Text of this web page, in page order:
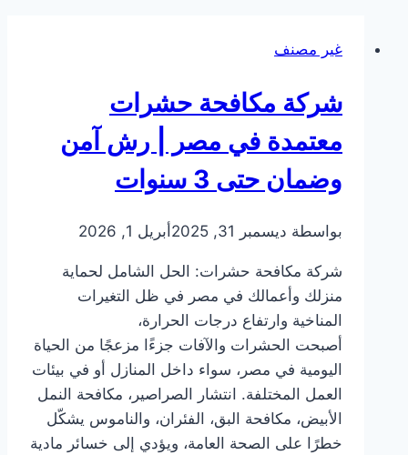
غير مصنف
شركة مكافحة حشرات
معتمدة في مصر | رش آمن
وضمان حتى 3 سنوات
بواسطة ديسمبر 31, 2025 أبريل 1, 2026
شركة مكافحة حشرات: الحل الشامل لحماية
منزلك وأعمالك في مصر في ظل التغيرات
المناخية وارتفاع درجات الحرارة،
أصبحت الحشرات والآفات جزءًا مزعجًا من الحياة
اليومية في مصر، سواء داخل المنازل أو في بيئات
العمل المختلفة. انتشار الصراصير، مكافحة النمل
الأبيض، مكافحة البق، الفئران، والناموس يشكّل
خطرًا على الصحة العامة، ويؤدي إلى خسائر مادية